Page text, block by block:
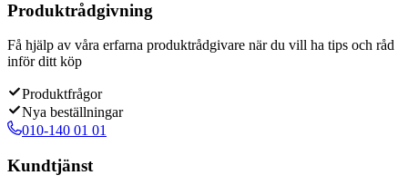
Produktrådgivning
Få hjälp av våra erfarna produktrådgivare när du vill ha tips och råd
inför ditt köp
Produktfrågor
Nya beställningar
010-140 01 01
Kundtjänst